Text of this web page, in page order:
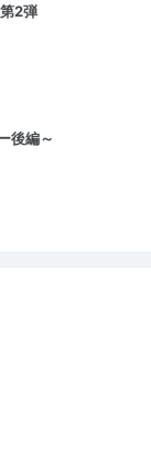
2弾
後編～